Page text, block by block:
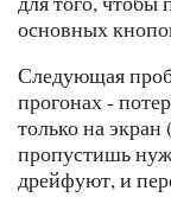
основных
Следующая
прогонах -
только на экран
пропустишь
дрейфуют, и